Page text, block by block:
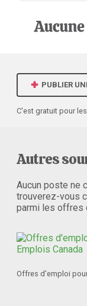
PUBLIER
C'est gratuit pour
Autres
Aucun poste ne
trouverez-vous
parmi les offres
Offres d'emploi